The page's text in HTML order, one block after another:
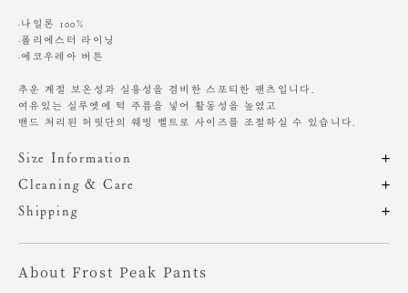
·나일론 100%
·폴리에스터 라이닝
·에코우레아 버튼
추운 계절 보온성과 실용성을 겸비한 스포티한 팬츠입니다.
여유있는 실루엣에 턱 주름을 넣어 활동성을 높였고
밴드 처리된 허릿단의 웨빙 벨트로 사이즈를 조절하실 수 있습니다.
Size Information
제품의 일정 수량을 측정한 평균치수로 재는 방법과 위치에 따라 1~3cm
편차가 있을 수 있습니다. (치수단위 : cm)
S 102 38.5 58
Cleaning & Care
드라이클리닝 권장
20도 이하의 물에 중성 세제로 손 세탁 가능
원단에 직접 다림질 시 변형 가능성 있음. 스팀 다림질 권장
Shipping
About Frost Peak Pants